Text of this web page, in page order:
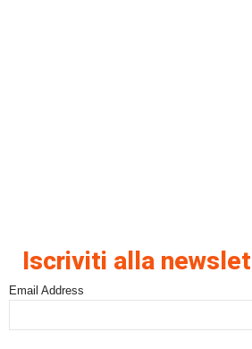
Iscriviti alla
Email Address